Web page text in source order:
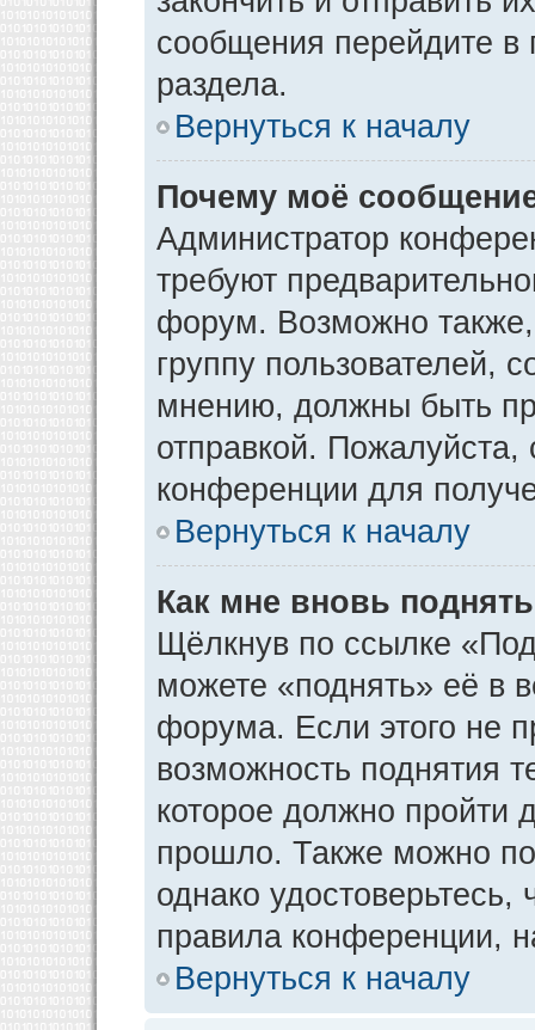
сообщения перейдите в
раздела.
Вернуться к началу
Почему моё
Администратор
требуют
форум. Возможно
группу пользователей,
мнению, должны быть
отправкой.
конференции для
Вернуться к началу
Как мне вновь
Щёлкнув по ссылке
можете «поднять» её в
форума. Если этого не
возможность поднятия
которое должно пройти
прошло. Также можно
однако
правила конференции,
Вернуться к началу